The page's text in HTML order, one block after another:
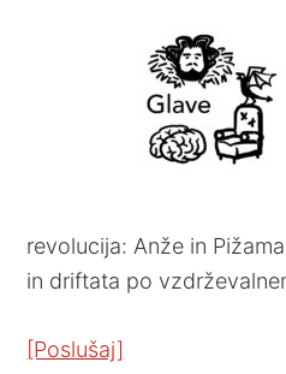
revolucija: Anže in
in driftata po
[Poslušaj]